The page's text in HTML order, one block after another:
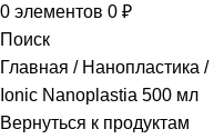
0 элементов 0 ₽
Поиск
Главная
Нанопластика
Ionic Nanoplastia 500 мл
Вернуться к продуктам